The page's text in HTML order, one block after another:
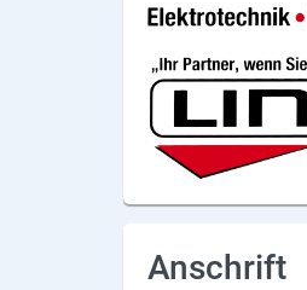
Anschrift
Produktgruppen